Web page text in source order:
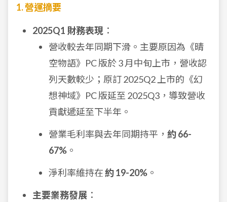
1. 營運摘要
2025Q1 財務表現 ：
營收較去年同期下滑。主要原因為《晴
空物語》PC 版於 3 月中旬上市，營收認
列天數較少；原訂 2025Q2 上市的《幻
想神域》PC 版延至 2025Q3，導致營收
貢獻遞延至下半年。
營業毛利率與去年同期持平， 約 66-
67% 。
淨利率維持在約 19-20% 。
主要業務發展 ：